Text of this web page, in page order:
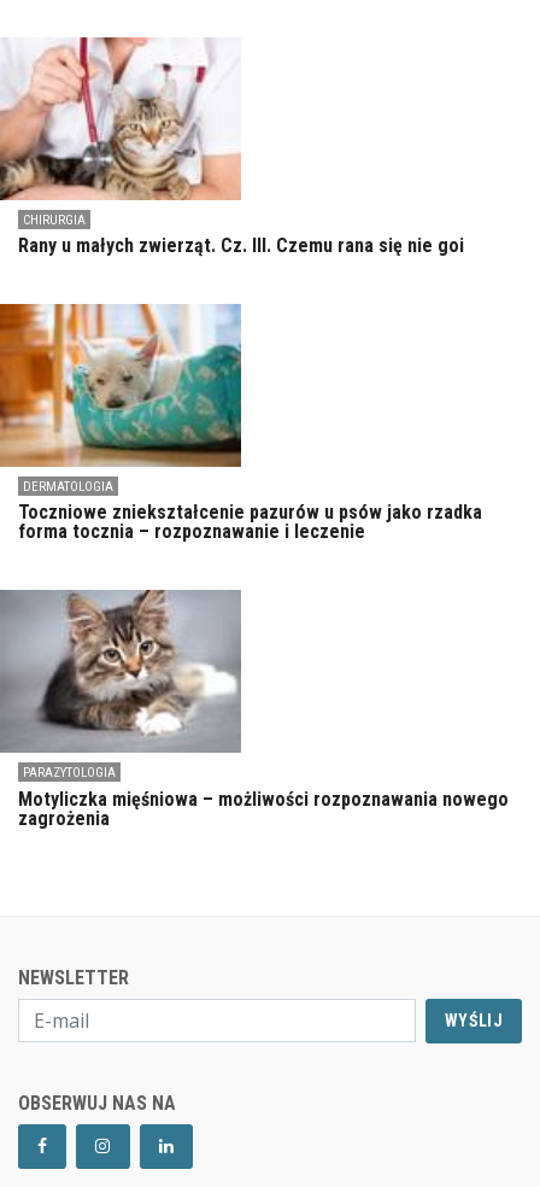
CHIRURGIA
Rany u małych zwierząt. Cz. III. Czemu rana się nie goi
DERMATOLOGIA
Toczniowe zniekształcenie pazurów u psów jako rzadka
forma tocznia – rozpoznawanie i leczenie
PARAZYTOLOGIA
Motyliczka mięśniowa – możliwości rozpoznawania nowego
zagrożenia
NEWSLETTER
WYŚLIJ
OBSERWUJ NAS NA